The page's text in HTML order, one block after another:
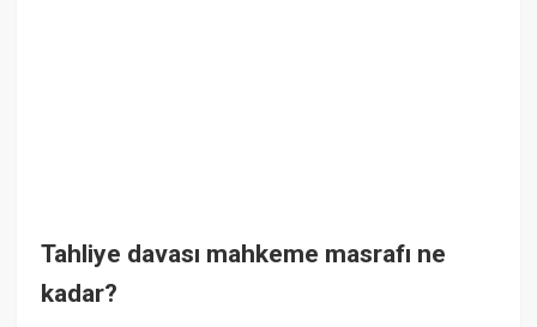
Tahliye davası mahkeme masrafı ne
kadar?